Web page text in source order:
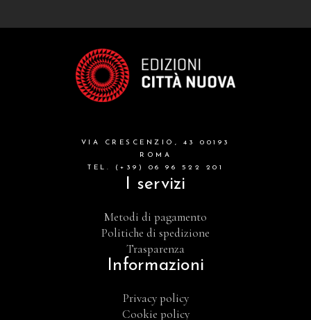
VIA CRESCENZIO, 43 00193
ROMA
TEL. (+39) 06 96 522 201
I servizi
Metodi di pagamento
Politiche di spedizione
Trasparenza
Informazioni
Privacy policy
Cookie policy